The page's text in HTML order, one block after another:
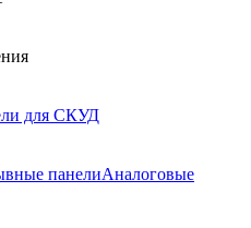
для СКУД
панелиАналоговые